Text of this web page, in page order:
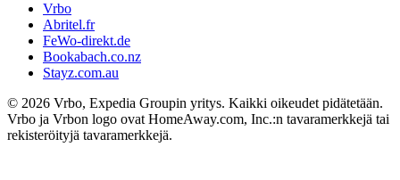
Vrbo
Abritel.fr
FeWo-direkt.de
Bookabach.co.nz
Stayz.com.au
© 2026 Vrbo, Expedia Groupin yritys. Kaikki oikeudet pidätetään.
Vrbo ja Vrbon logo ovat HomeAway.com, Inc.:n tavaramerkkejä tai
rekisteröityjä tavaramerkkejä.